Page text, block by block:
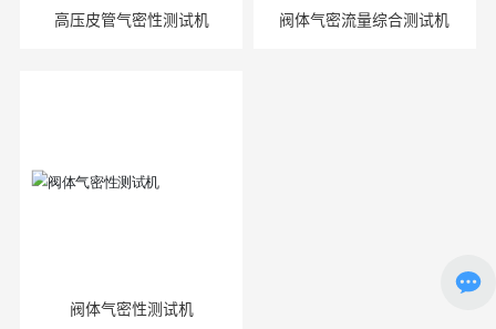
高压皮管气密性测试机 阀体气密流量综合测试机
阀体气密性测试机